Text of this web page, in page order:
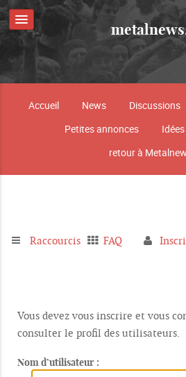
Accueil News Discussions
Petites annonces
retour à
Raccourcis FAQ
Vous devez vous inscrire et vous
consulter le profil des utilisateurs.
Nom d’utilisateur :